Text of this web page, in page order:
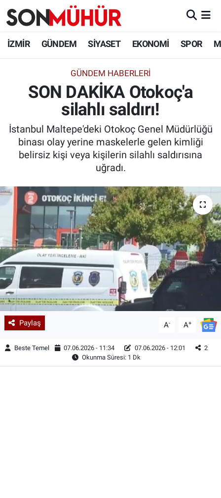
İZMİR GÜNDEM SİYASET EKONOMİ SPOR
GÜNDEM HABERLERI
SON DAKİKA Otokoç'a
silahlı saldırı!
İstanbul Maltepe'deki Otokoç Genel Müdürlüğü
binası olay yerine maskelerle gelen kimliği
belirsiz kişi veya kişilerin silahlı saldırısına
uğradı.
Paylaş A- A+
Beste Temel 07.06.2026 - 11:34 07.06.2026 - 12:01
2
Okunma Süresi: 1 Dk
İzmir Nöbetçi Eczaneler
İzmir Namaz Vakitleri
İzmir Trafik Yoğunluk Haritası
Süper Lig Puan Durumu ve Fikstür
Tüm Manşetler
Son Dakika Haberleri
Haber Arşivi